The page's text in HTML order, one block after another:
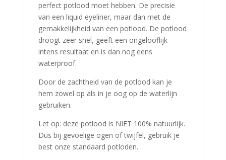
perfect potlood moet hebben. De precisie
van een liquid eyeliner, maar dan met de
gemakkelijkheid van een potlood. De potlood
droogt zeer snel, geeft een ongelooflijk
intens resultaat en is dan nog eens
waterproof.
Door de zachtheid van de potlood kan je
hem zowel op als in je oog op de waterlijn
gebruiken.
Let op: deze potlood is NIET 100% natuurlijk.
Dus bij gevoelige ogen of twijfel, gebruik je
best onze standaard potloden.